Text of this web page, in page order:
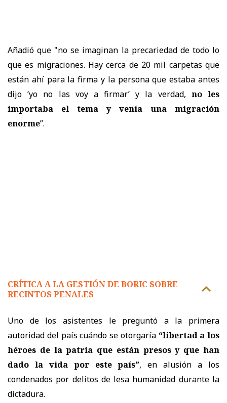
Añadió que "no se imaginan la precariedad de todo lo
que es migraciones. Hay cerca de 20 mil carpetas que
están ahí para la firma y la persona que estaba antes
dijo ‘yo no las voy a firmar’ y la verdad, no les
importaba el tema y venía una migración
enorme”.
CRÍTICA A LA GESTIÓN DE BORIC SOBRE
RECINTOS PENALES
Uno de los asistentes le preguntó a la primera
autoridad del país cuándo se otorgaría “libertad a los
héroes de la patria que están presos y que han
dado la vida por este país”, en alusión a los
condenados por delitos de lesa humanidad durante la
dictadura.